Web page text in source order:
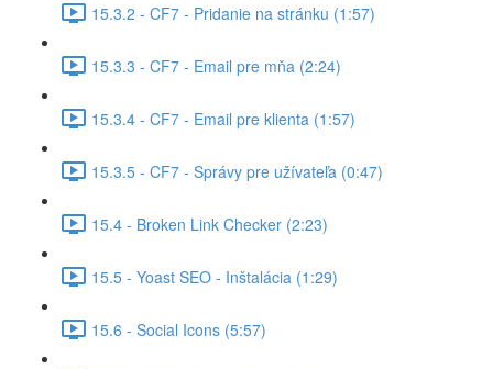
15.3.2 - CF7 - Pridanie na stránku (1:57)
15.3.3 - CF7 - Email pre mňa (2:24)
15.3.4 - CF7 - Email pre klienta (1:57)
15.3.5 - CF7 - Správy pre užívateľa (0:47)
15.4 - Broken Link Checker (2:23)
15.5 - Yoast SEO - Inštalácia (1:29)
15.6 - Social Icons (5:57)